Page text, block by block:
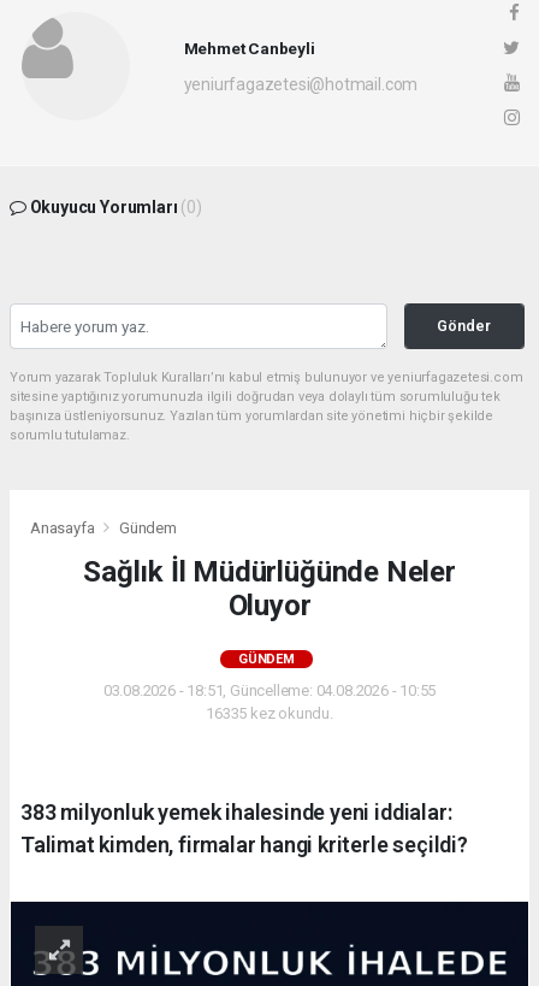
Mehmet Canbeyli
yeniurfagazetesi@hotmail.com
Okuyucu Yorumları (0)
Gönder
Yorum yazarak Topluluk Kuralları’nı kabul etmiş bulunuyor ve yeniurfagazetesi.com
sitesine yaptığınız yorumunuzla ilgili doğrudan veya dolaylı tüm sorumluluğu tek
başınıza üstleniyorsunuz. Yazılan tüm yorumlardan site yönetimi hiçbir şekilde
sorumlu tutulamaz.
Anasayfa Gündem
Sağlık İl Müdürlüğünde Neler
Oluyor
GÜNDEM
03.08.2026 - 18:51, Güncelleme: 04.08.2026 - 10:55
16335 kez okundu.
383 milyonluk yemek ihalesinde yeni iddialar:
Talimat kimden, firmalar hangi kriterle seçildi?